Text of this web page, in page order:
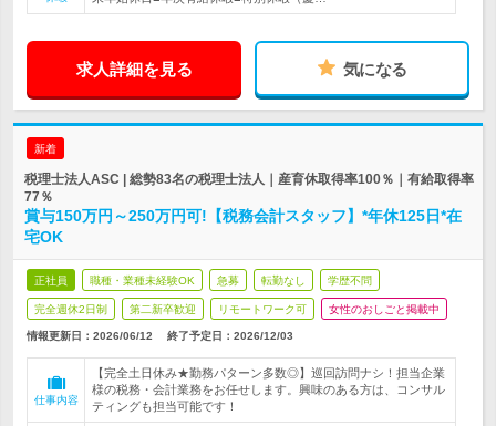
求人詳細を見る 気になる
新着
税理士法人ASC | 総勢83名の税理士法人｜産育休取得率100％｜有給取得率
77％
賞与150万円～250万円可!【税務会計スタッフ】*年休125日*在
宅OK
正社員 職種・業種未経験OK 急募 転勤なし 学歴不問
完全週休2日制 第二新卒歓迎 リモートワーク可 女性のおしごと掲載中
情報更新日：2026/06/12 終了予定日： 2026/12/03
仕事内容
【完全土日休み★勤務パターン多数◎】巡回訪問ナシ！担当企業
様の税務・会計業務をお任せします。興味のある方は、コンサル
ティングも担当可能です！